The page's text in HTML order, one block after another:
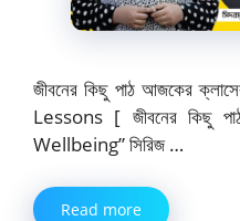
জীবনের কিছু পাঠ আজকের
Lessons [ জীবনের কিছু
Wellbeing” সিরিজ …
Read more